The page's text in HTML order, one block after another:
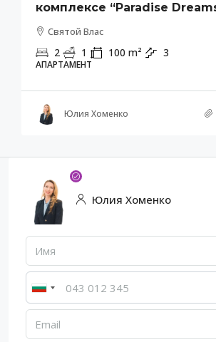
комплексе “Paradise
Святой Влас
2 1 100 m² 3
АПАРТАМЕНТ
Юлия Хоменко
Юлия Хоменко